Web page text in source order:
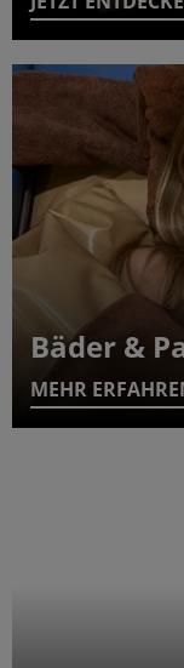
Bäder &
MEHR